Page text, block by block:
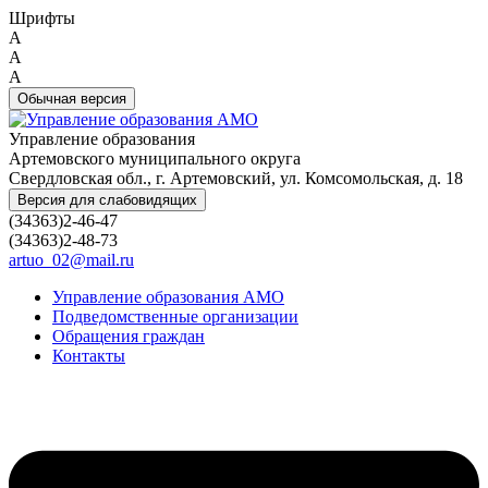
Шрифты
A
A
A
Обычная версия
Управление образования
Артемовского муниципального округа
Свердловская обл., г. Артемовский, ул. Комсомольская, д. 18
Версия для слабовидящих
(34363)2-46-47
(34363)2-48-73
artuo_02@mail.ru
Управление образования АМО
Подведомственные организации
Обращения граждан
Контакты